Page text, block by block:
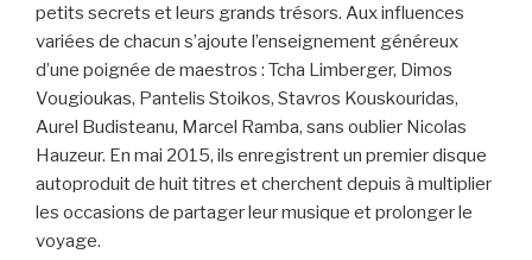
petits secrets et leurs grands trésors. Aux influences
variées de chacun s’ajoute l’enseignement généreux
d’une poignée de maestros : Tcha Limberger, Dimos
Vougioukas, Pantelis Stoikos, Stavros Kouskouridas,
Aurel Budisteanu, Marcel Ramba, sans oublier Nicolas
Hauzeur. En mai 2015, ils enregistrent un premier disque
autoproduit de huit titres et cherchent depuis à multiplier
les occasions de partager leur musique et prolonger le
voyage.